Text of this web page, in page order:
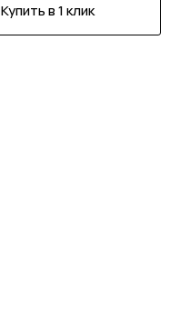
Купить в 1 клик